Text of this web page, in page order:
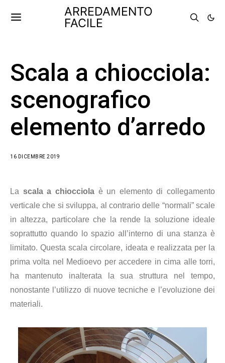
ARREDAMENTO
FACILE
Scala a chiocciola:
scenografico
elemento d’arredo
16 DICEMBRE 2019
La scala a chiocciolaè un elemento di collegamento
verticale che si sviluppa, al contrario delle “normali” scale
in altezza, particolare che la rende la soluzione ideale
soprattutto quando lo spazio all’interno di una stanza è
limitato. Questa scala circolare, ideata e realizzata per la
prima volta nel Medioevo per accedere in cima alle torri,
ha mantenuto inalterata la sua struttura nel tempo,
nonostante l’utilizzo di nuove tecniche e l’evoluzione dei
materiali.